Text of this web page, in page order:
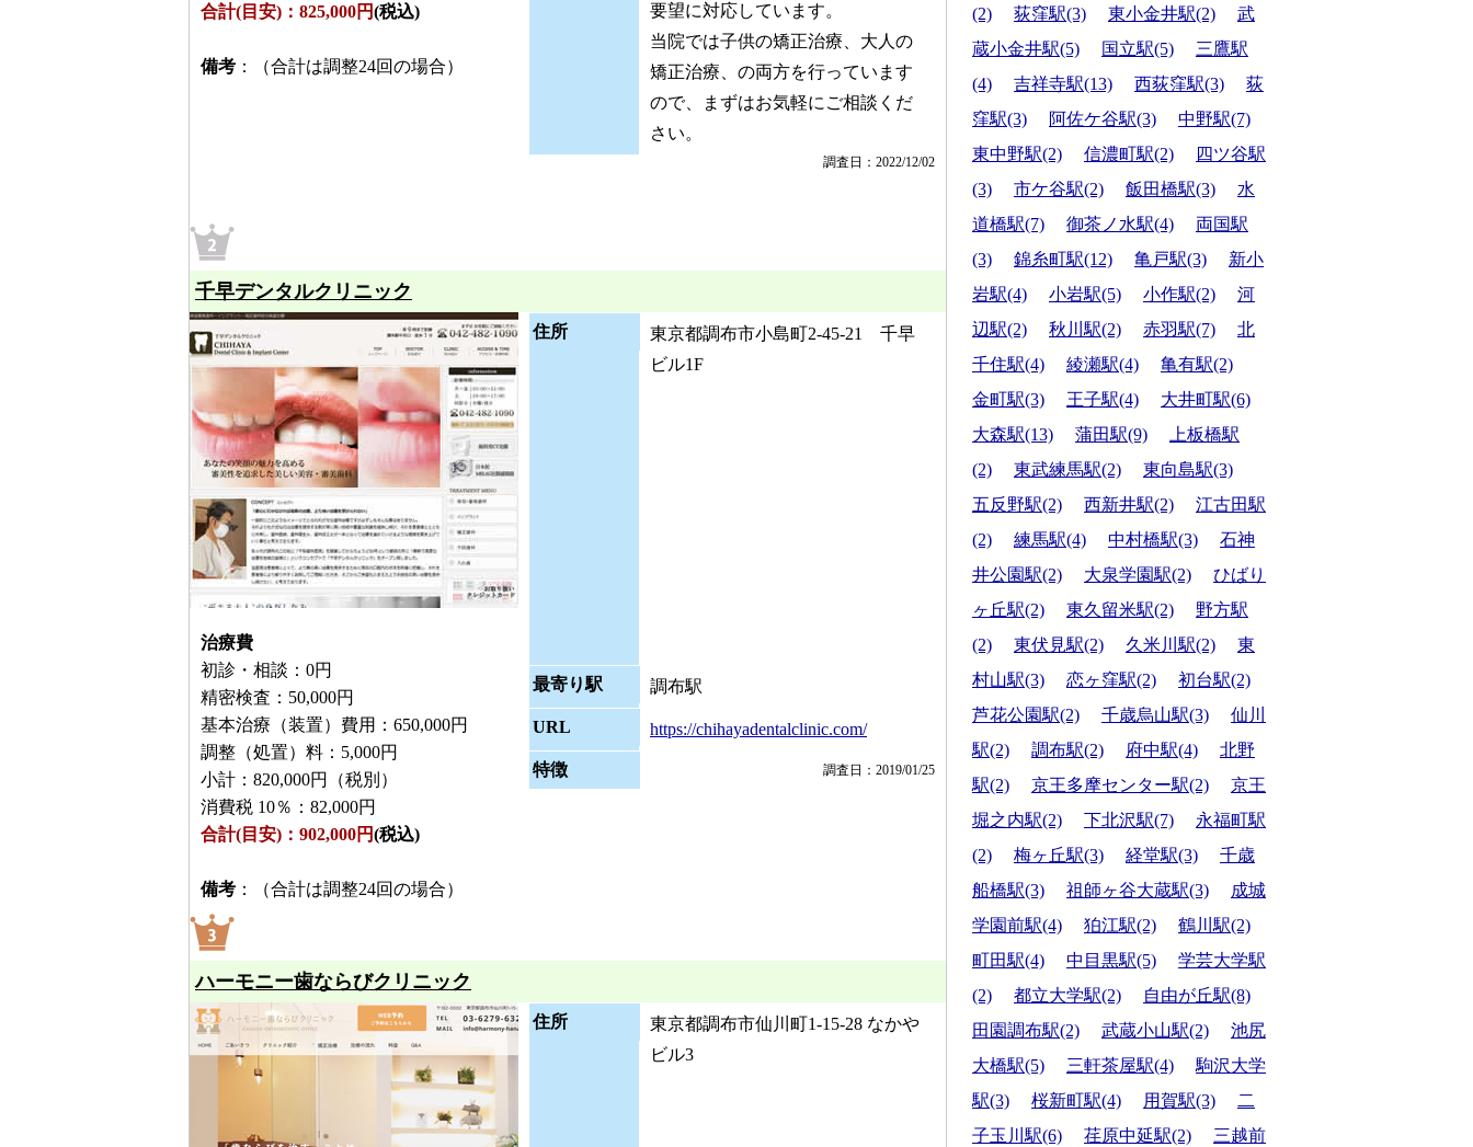
合計(目安)：825,000円(税込)
備考 ：（合計は調整24回の場合）
要望に対応しています。
当院では子供の矯正治療、大人の
矯正治療、の両方を行っています
ので、まずはお気軽にご相談くだ
さい。
調査日：2022/12/02
千早デンタルクリニック
治療費
初診・相談：0円
精密検査：50,000円
基本治療（装置）費用：650,000円
調整（処置）料：5,000円
小計：820,000円（税別）
消費税 10％：82,000円
合計(目安)：902,000円(税込)
備考 ：（合計は調整24回の場合）
住所
東京都調布市小島町2-45-21 千早
ビル1F
最寄り駅 調布駅
URL https://chihayadentalclinic.com/
特徴 調査日：2019/01/25
ハーモニー歯ならびクリニック
住所
東京都調布市仙川町1-15-28 なかや
ビル3
(2)
荻窪駅(3) 東小金井駅(2)
武
蔵小金井駅(5)
国立駅(5)
三鷹駅
(4)
吉祥寺駅(13) 西荻窪駅(3)
荻
窪駅(3)
阿佐ケ谷駅(3)
中野駅(7)
東中野駅(2)
信濃町駅(2)
四ツ谷駅
(3)
市ケ谷駅(2) 飯田橋駅(3)
水
道橋駅(7)
御茶ノ水駅(4)
両国駅
(3)
錦糸町駅(12) 亀戸駅(3)
新小
岩駅(4)
小岩駅(5) 小作駅(2)
河
辺駅(2)
秋川駅(2) 赤羽駅(7)
北
千住駅(4)
綾瀬駅(4)
亀有駅(2)
金町駅(3)
王子駅(4)
大井町駅(6)
大森駅(13)
蒲田駅(9)
上板橋駅
(2)
東武練馬駅(2)
東向島駅(3)
五反野駅(2)
西新井駅(2)
江古田駅
(2)
練馬駅(4) 中村橋駅(3)
石神
井公園駅(2)
大泉学園駅(2)
ひばり
ヶ丘駅(2)
東久留米駅(2)
野方駅
(2)
東伏見駅(2) 久米川駅(2)
東
村山駅(3)
恋ヶ窪駅(2)
初台駅(2)
芦花公園駅(2)
千歳烏山駅(3)
仙川
駅(2)
調布駅(2) 府中駅(4)
北野
駅(2)
京王多摩センター駅(2)
京王
堀之内駅(2)
下北沢駅(7)
永福町駅
(2)
梅ヶ丘駅(3) 経堂駅(3)
千歳
船橋駅(3)
祖師ヶ谷大蔵駅(3)
成城
学園前駅(4)
狛江駅(2)
鶴川駅(2)
町田駅(4)
中目黒駅(5)
学芸大学駅
(2)
都立大学駅(2)
自由が丘駅(8)
田園調布駅(2)
武蔵小山駅(2)
池尻
大橋駅(5)
三軒茶屋駅(4)
駒沢大学
駅(3)
桜新町駅(4) 用賀駅(3)
二
子玉川駅(6)
荏原中延駅(2)
三越前